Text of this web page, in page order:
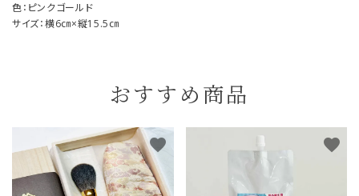
色：ピンクゴールド
サイズ：横6㎝×縦15.5㎝
おすすめ商品
favorite favorite